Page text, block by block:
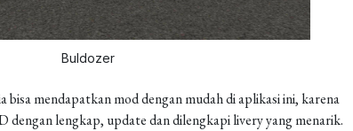
Buldozer
bisa mendapatkan mod dengan mudah di aplikasi ini, karena
dengan lengkap, update dan dilengkapi livery yang menarik.